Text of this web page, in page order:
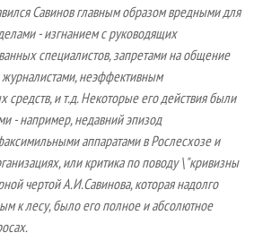
Савинов главным образом вредными для
- изгнанием с руководящих
специалистов, запретами на общение
журналистами, неэффективным
и т.д. Некоторые его действия были
- например, недавний эпизод
аппаратами в Рослесхозе и
или критика по поводу \"кривизны
чертой А.И.Савинова, которая надолго
к лесу, было его полное и абсолютное